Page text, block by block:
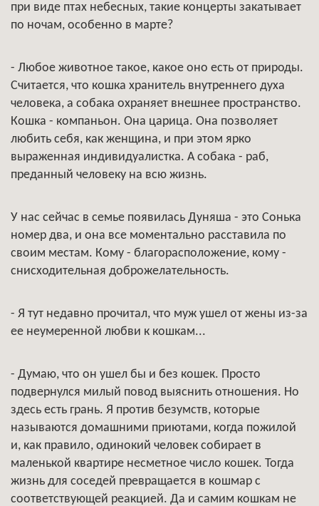
при виде птах небесных, такие концерты закатывает
по ночам, особенно в марте?
- Любое животное такое, какое оно есть от природы.
Считается, что кошка хранитель внутреннего духа
человека, а собака охраняет внешнее пространство.
Кошка - компаньон. Она царица. Она позволяет
любить себя, как женщина, и при этом ярко
выраженная индивидуалистка. А собака - раб,
преданный человеку на всю жизнь.
У нас сейчас в семье появилась Дуняша - это Сонька
номер два, и она все моментально расставила по
своим местам. Кому - благорасположение, кому -
снисходительная доброжелательность.
- Я тут недавно прочитал, что муж ушел от жены из-за
ее неумеренной любви к кошкам...
- Думаю, что он ушел бы и без кошек. Просто
подвернулся милый повод выяснить отношения. Но
здесь есть грань. Я против безумств, которые
называются домашними приютами, когда пожилой
и, как правило, одинокий человек собирает в
маленькой квартире несметное число кошек. Тогда
жизнь для соседей превращается в кошмар с
соответствующей реакцией. Да и самим кошкам не